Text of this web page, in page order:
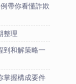
帶你看懂詐欺
整理
到和解策略一
掌握構成要件